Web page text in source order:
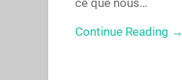
ce que nous…
Continue Reading →